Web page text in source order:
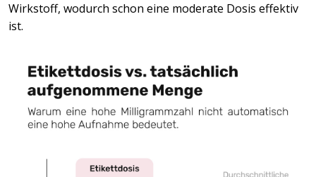
Wirkstoff, wodurch schon eine moderate Dosis effektiv
ist.